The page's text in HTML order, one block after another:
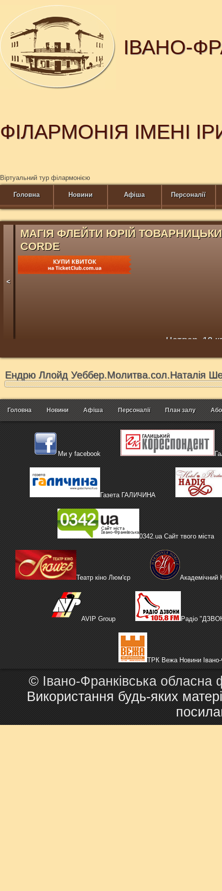
ІВАНО-
ФІЛАРМОНІЯ ІМЕНІ
Віртуальний тур філармонією
Головна Новини Афіша Персоналії
<
МАГІЯ ФЛЕЙТИ ЮРІЙ
CORDE
Четвер, 12
Ендрю Ллойд Уеббер.Молитва.сол.Наталія
Головна Новини Афіша Персоналії План залу
Ми у facebook
Газета ГАЛИЧИНА
0342.ua Сайт твого міста
Театр кіно Люм'єр Академічний
AVIP Group Радіо
ТРК Вежа Новини Івано-
© Івано-Франківська обласна
Використання будь-яких